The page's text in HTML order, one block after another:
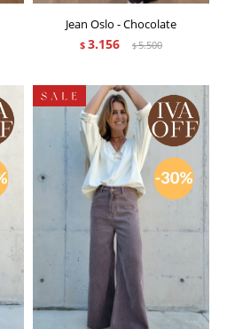
Jean Oslo - Chocolate
$ 3.156 $5.500